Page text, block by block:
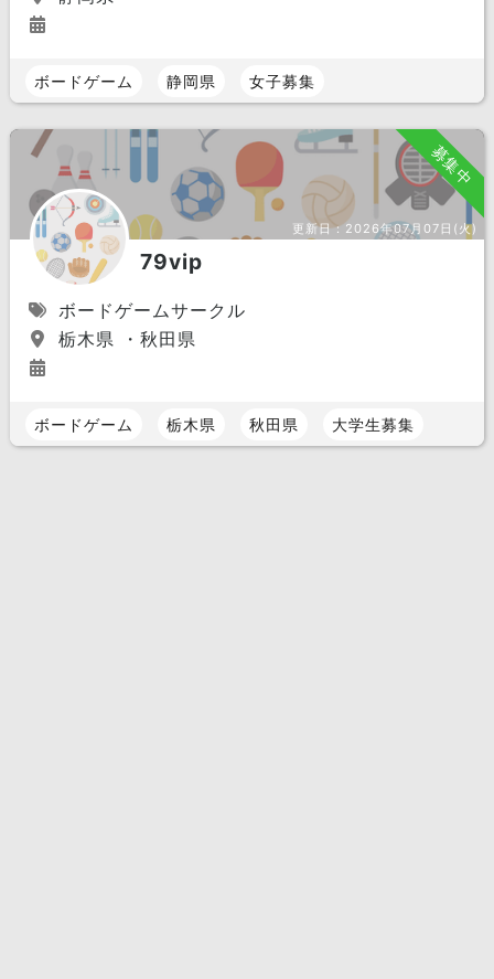
ボードゲーム 静岡県 女子募集
募集中
更新日： 2026年07月07日(火)
79vip
ボードゲームサークル
栃木県 ・秋田県
ボードゲーム 栃木県 秋田県 大学生募集